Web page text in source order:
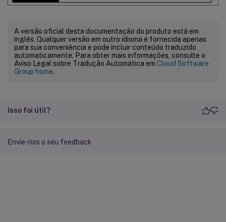
A versão oficial desta documentação do produto está em
inglês. Qualquer versão em outro idioma é fornecida apenas
para sua conveniência e pode incluir conteúdo traduzido
automaticamente. Para obter mais informações, consulte o
Aviso Legal sobre Tradução Automática em Cloud Software
Group home.
Isso foi útil?
Envie-nos o seu feedback